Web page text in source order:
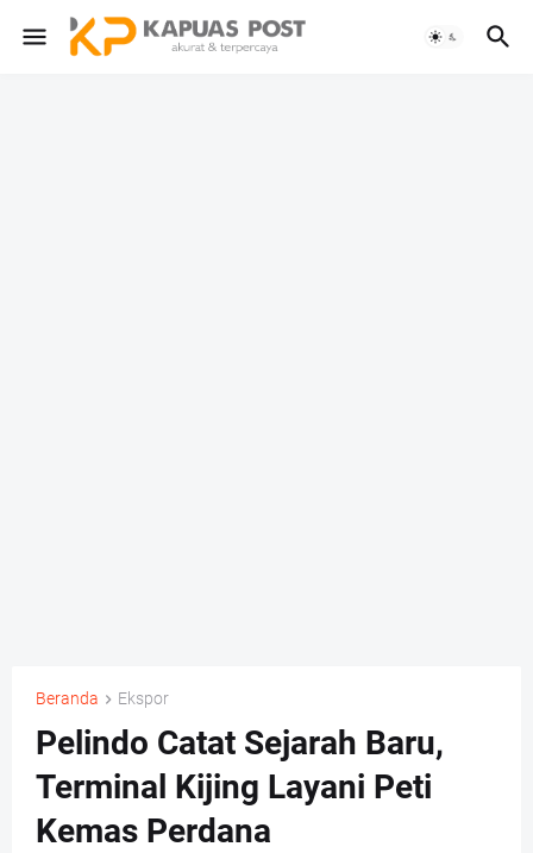
Beranda Ekspor
Pelindo Catat Sejarah Baru,
Terminal Kijing Layani Peti
Kemas Perdana